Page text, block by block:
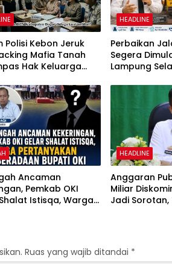
Polisi Kebon Jeruk
Mafia Tanah
Hak Keluarga
HEADLINE
Perbaikan
Segera
Lampung
dan Nyaman
Ancaman
Pemkab OKI
Istisqa, Warga
HEADLINE
Anggaran
Miliar
Jadi
Ruas yang wajib ditandai *